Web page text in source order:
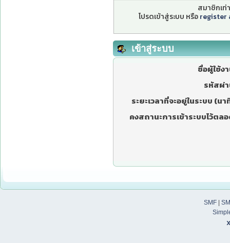
สมาชิกเท่
โปรดเข้าสู่ระบบ หรือ register
เข้าสู่ระบบ
ชื่อผู้ใช้ง
รหัสผ่
ระยะเวลาที่จะอยู่ในระบบ (นา
คงสถานะการเข้าระบบไว้ตล
SMF|